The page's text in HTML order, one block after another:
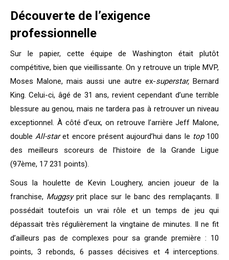
Découverte de l’exigence
professionnelle
Sur le papier, cette équipe de Washington était plutôt
compétitive, bien que vieillissante. On y retrouve un triple MVP,
Moses Malone, mais aussi une autre ex-superstar,Bernard
King. Celui-ci, âgé de 31 ans, revient cependant d’une terrible
blessure au genou, mais ne tardera pas à retrouver un niveau
exceptionnel. À côté d’eux, on retrouve l’arrière Jeff Malone,
doubleAll-staret encore présent aujourd’hui dans le top100
des meilleurs scoreurs de l’histoire de la Grande Ligue
(97ème, 17 231 points).
Sous la houlette de Kevin Loughery, ancien joueur de la
franchise, Muggsyprit place sur le banc des remplaçants. Il
possédait toutefois un vrai rôle et un temps de jeu qui
dépassait très régulièrement la vingtaine de minutes. Il ne fit
d’ailleurs pas de complexes pour sa grande première : 10
points, 3 rebonds, 6 passes décisives et 4 interceptions.